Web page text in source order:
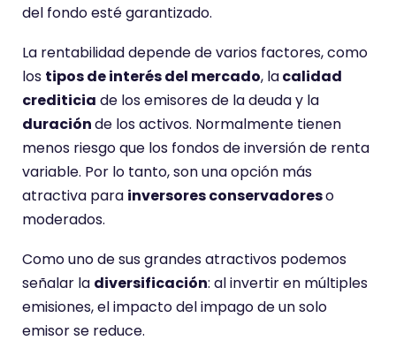
del fondo esté garantizado.
La rentabilidad depende de varios factores, como
los tipos de interés del mercado, lacalidad
crediticia de los emisores de la deuda y la
duraciónde los activos. Normalmente tienen
menos riesgo que los fondos de inversión de renta
variable. Por lo tanto, son una opción más
atractiva para inversores conservadoreso
moderados.
Como uno de sus grandes atractivos podemos
señalar la diversificación: al invertir en múltiples
emisiones, el impacto del impago de un solo
emisor se reduce.